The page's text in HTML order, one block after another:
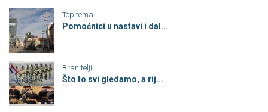
Top tema
Pomoćnici u nastavi i dal...
Branitelji
Što to svi gledamo, a rij...